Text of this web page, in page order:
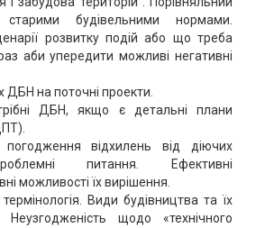
будівельними нормами.
розвитку подій або що треба
аби упередити можливі негативні
ДБН на поточні проекти.
ДБН, якщо є детальні плани
погодження відхилень від діючих
питання. Ефективні
можливості їх вирішення.
Види будівництва та їх
Неузгодженість щодо «технічного